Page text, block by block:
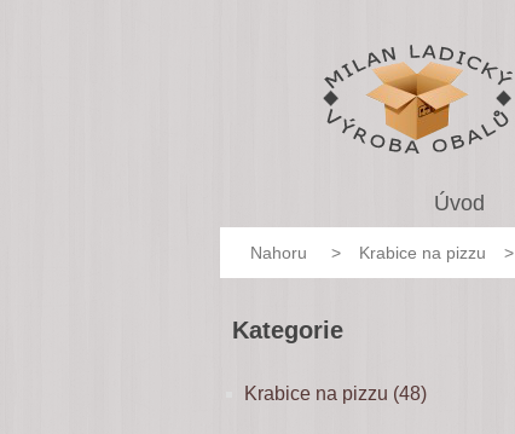
Úvod
Nahoru > Krabice na pizzu >
Kategorie
Krabice na pizzu (48)